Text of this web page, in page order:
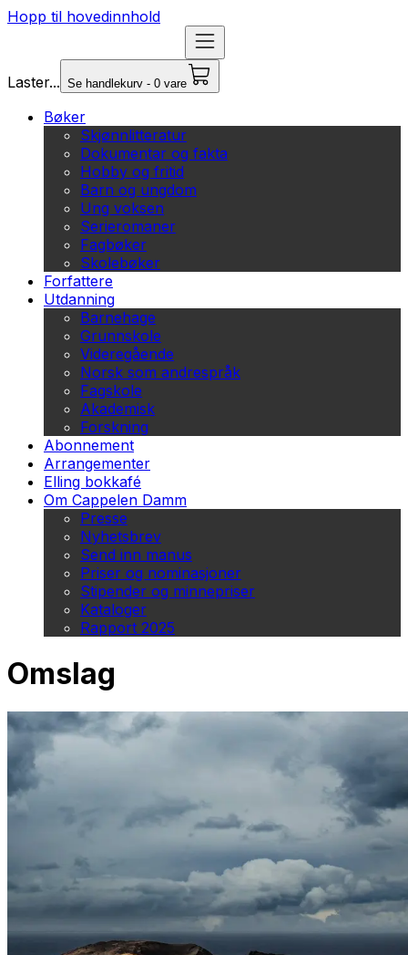
Hopp til hovedinnhold
Laster... Se handlekurv - 0 vare
Bøker
Skjønnlitteratur
Dokumentar og fakta
Hobby og fritid
Barn og ungdom
Ung voksen
Serieromaner
Fagbøker
Skolebøker
Forfattere
Utdanning
Barnehage
Grunnskole
Videregående
Norsk som andrespråk
Fagskole
Akademisk
Forskning
Abonnement
Arrangementer
Elling bokkafé
Om Cappelen Damm
Presse
Nyhetsbrev
Send inn manus
Priser og nominasjoner
Stipender og minnepriser
Kataloger
Rapport 2025
Omslag